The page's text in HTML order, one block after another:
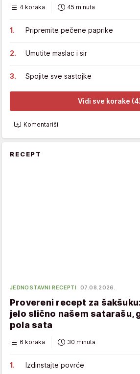
4 koraka 45 minuta
Pripremite pečene paprike
Umutite maslac i sir
Spojite sve sastojke
Vidi sve korake
Komentariši
RECEPT
JEDNOSTAVNI RECEPTI 07.08.2026.
Provereni recept za
jelo slično našem satarašu,
pola sata
6 koraka 30 minuta
Izdinstajte povrće